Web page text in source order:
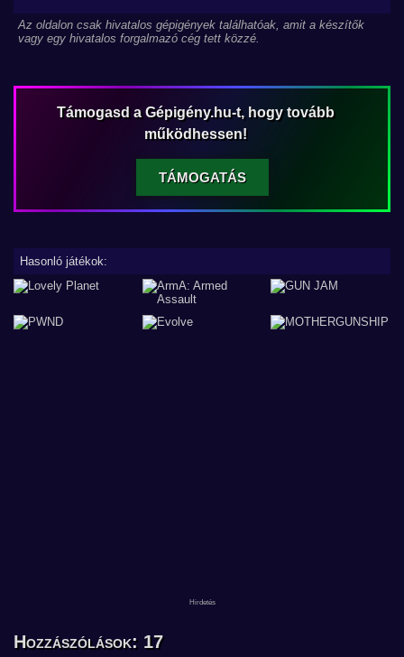
Az oldalon csak hivatalos gépigények találhatóak, amit a készítők
vagy egy hivatalos forgalmazó cég tett közzé.
Támogasd a Gépigény.hu-t, hogy tovább
működhessen!
TÁMOGATÁS
Hasonló játékok:
Hozzászólások: 17